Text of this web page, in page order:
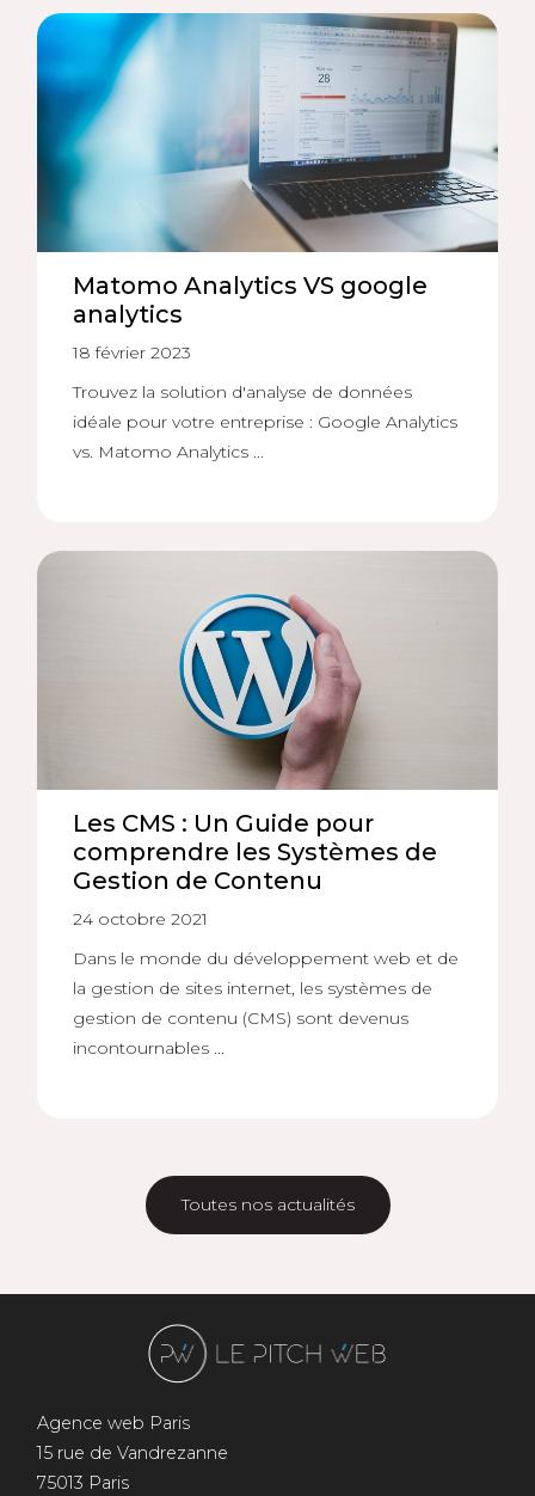
Matomo Analytics VS google
analytics
18 février 2023
Trouvez la solution d'analyse de données
idéale pour votre entreprise : Google Analytics
vs. Matomo Analytics ...
Les CMS : Un Guide pour
comprendre les Systèmes de
Gestion de Contenu
24 octobre 2021
Dans le monde du développement web et de
la gestion de sites internet, les systèmes de
gestion de contenu (CMS) sont devenus
incontournables ...
Toutes nos actualités
Agence web Paris
15 rue de Vandrezanne
75013 Paris